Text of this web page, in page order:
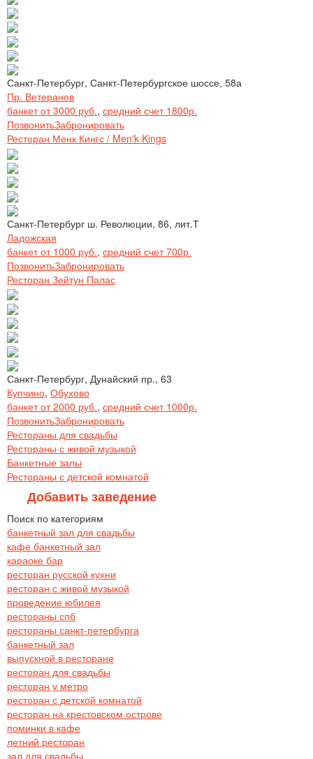
Санкт-Петербург, Санкт-Петербургское шоссе, 58а
Пр. Ветеранов
банкет от 3000 руб., средний счет 1800р.
ПозвонитьЗабронировать
Ресторан Менк Кингс / Men'k Kings
Санкт-Петербург ш. Революции, 86, лит.Т
Ладожская
банкет от 1000 руб., средний счет 700р.
ПозвонитьЗабронировать
Ресторан Зейтун Палас
Санкт-Петербург, Дунайский пр., 63
Купчино, Обухово
банкет от 2000 руб., средний счет 1000р.
ПозвонитьЗабронировать
Рестораны для свадьбы
Рестораны с живой музыкой
Банкетные залы
Рестораны с детской комнатой
Добавить заведение
Поиск по категориям
банкетный зал для свадьбы
кафе банкетный зал
караоке бар
ресторан русской кухни
ресторан с живой музыкой
проведение юбилея
рестораны спб
рестораны санкт-петербурга
банкетный зал
выпускной в ресторане
ресторан для свадьбы
ресторан у метро
ресторан с детской комнатой
ресторан на крестовском острове
поминки в кафе
летний ресторан
зал для свадьбы